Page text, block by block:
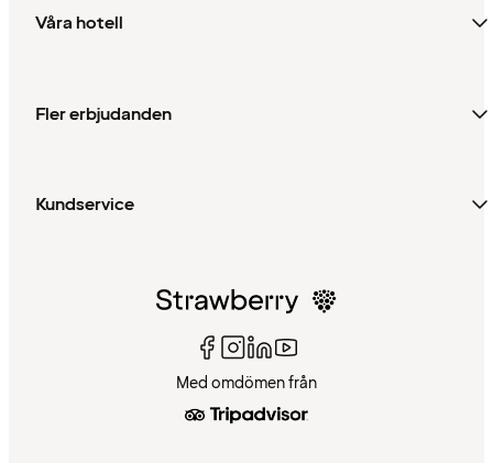
Våra hotell
Fler erbjudanden
Kundservice
Med omdömen från